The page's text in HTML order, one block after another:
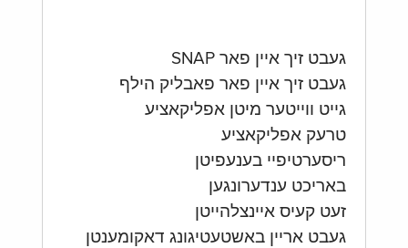
געבט זיך איין פאר SNAP
געבט זיך איין פאר פאבליק הילף
גייט ווייטער מיטן אפליקאציע
טרעק אפליקאציע
ריסערטיפיי בענעפיטן
באריכט ענדערונגען
זעט קעיס איינצלהייטן
געבט אריין באשטעטיגונג דאקומענטן